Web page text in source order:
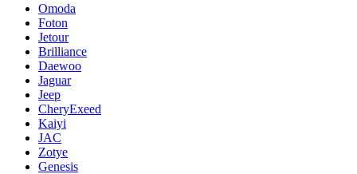
Omoda
Foton
Jetour
Brilliance
Daewoo
Jaguar
Jeep
CheryExeed
Kaiyi
JAC
Zotye
Genesis